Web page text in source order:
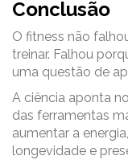
Conclusão
O fitness não
treinar. Falhou
uma questão de
A ciência aponta
das ferramentas
aumentar a
longevidade e